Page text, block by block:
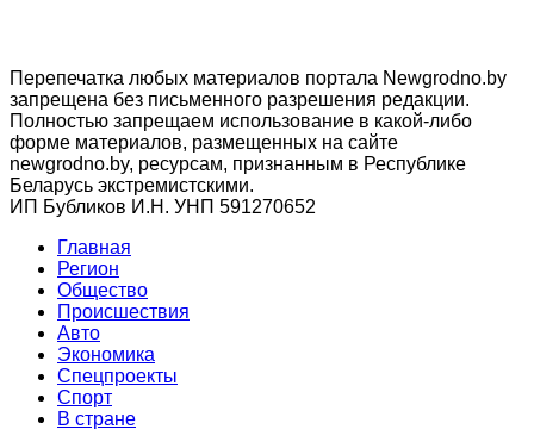
Перепечатка любых материалов портала Newgrodno.by
запрещена без письменного разрешения редакции.
Полностью запрещаем использование в какой-либо
форме материалов, размещенных на сайте
newgrodno.by, ресурсам, признанным в Республике
Беларусь экстремистскими.
ИП Бубликов И.Н. УНП 591270652
Главная
Регион
Общество
Происшествия
Авто
Экономика
Спецпроекты
Cпорт
В стране